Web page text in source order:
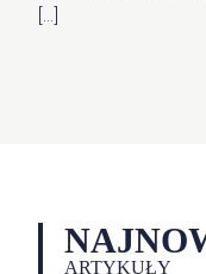
[…]
ARTYKUŁY